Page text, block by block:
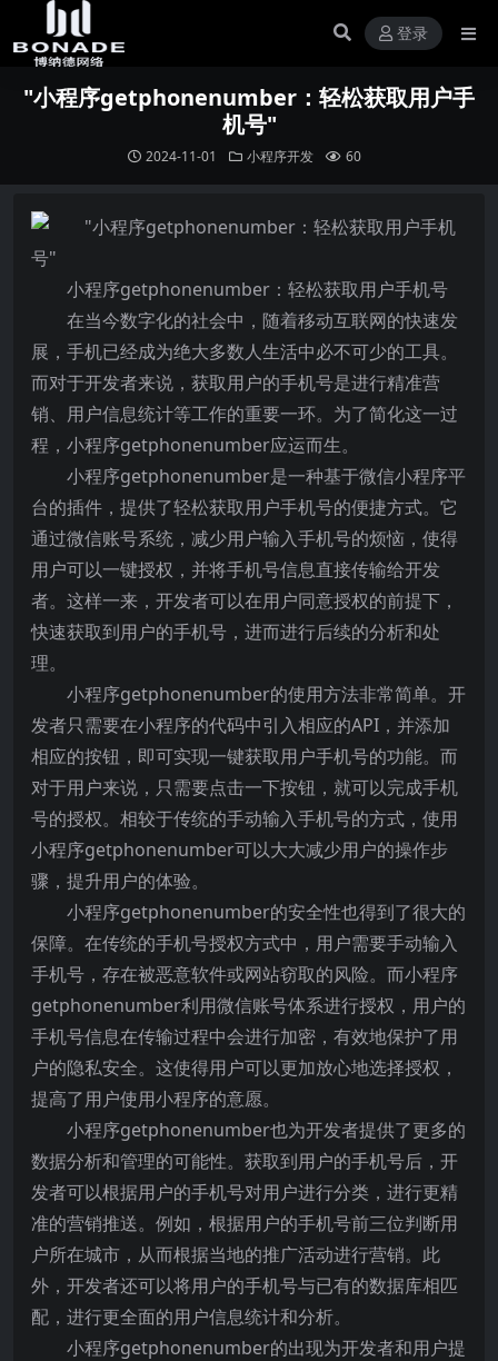
登录
"小程序getphonenumber：轻松获取用户手
机号"
2024-11-01 小程序开发 60
小程序getphonenumber：轻松获取用户手机号
在当今数字化的社会中，随着移动互联网的快速发
展，手机已经成为绝大多数人生活中必不可少的工具。
而对于开发者来说，获取用户的手机号是进行精准营
销、用户信息统计等工作的重要一环。为了简化这一过
程，小程序getphonenumber应运而生。
小程序getphonenumber是一种基于微信小程序平
台的插件，提供了轻松获取用户手机号的便捷方式。它
通过微信账号系统，减少用户输入手机号的烦恼，使得
用户可以一键授权，并将手机号信息直接传输给开发
者。这样一来，开发者可以在用户同意授权的前提下，
快速获取到用户的手机号，进而进行后续的分析和处
理。
小程序getphonenumber的使用方法非常简单。开
发者只需要在小程序的代码中引入相应的API，并添加
相应的按钮，即可实现一键获取用户手机号的功能。而
对于用户来说，只需要点击一下按钮，就可以完成手机
号的授权。相较于传统的手动输入手机号的方式，使用
小程序getphonenumber可以大大减少用户的操作步
骤，提升用户的体验。
小程序getphonenumber的安全性也得到了很大的
保障。在传统的手机号授权方式中，用户需要手动输入
手机号，存在被恶意软件或网站窃取的风险。而小程序
getphonenumber利用微信账号体系进行授权，用户的
手机号信息在传输过程中会进行加密，有效地保护了用
户的隐私安全。这使得用户可以更加放心地选择授权，
提高了用户使用小程序的意愿。
小程序getphonenumber也为开发者提供了更多的
数据分析和管理的可能性。获取到用户的手机号后，开
发者可以根据用户的手机号对用户进行分类，进行更精
准的营销推送。例如，根据用户的手机号前三位判断用
户所在城市，从而根据当地的推广活动进行营销。此
外，开发者还可以将用户的手机号与已有的数据库相匹
配，进行更全面的用户信息统计和分析。
小程序getphonenumber的出现为开发者和用户提